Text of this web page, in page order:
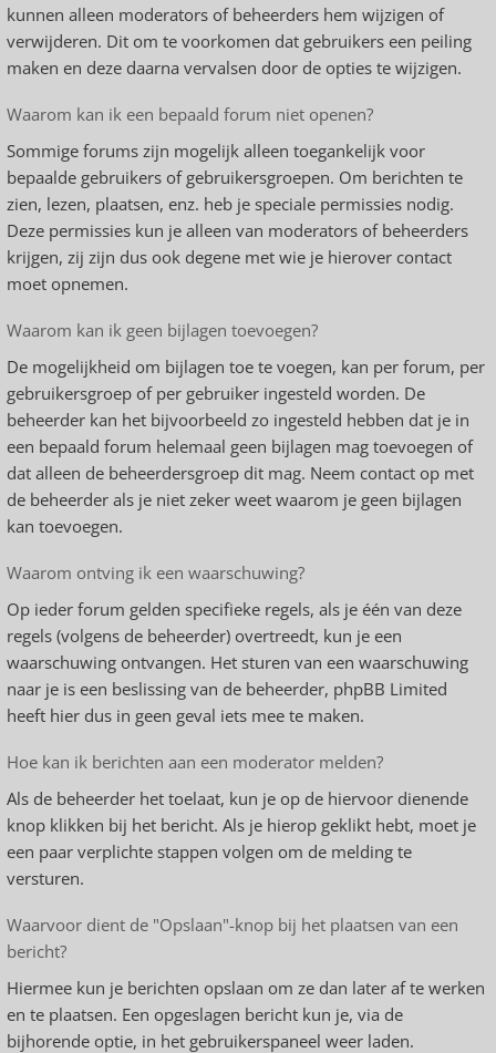
kunnen alleen moderators of beheerders hem wijzigen of
verwijderen. Dit om te voorkomen dat gebruikers een peiling
maken en deze daarna vervalsen door de opties te wijzigen.
Waarom kan ik een bepaald forum niet openen?
Sommige forums zijn mogelijk alleen toegankelijk voor
bepaalde gebruikers of gebruikersgroepen. Om berichten te
zien, lezen, plaatsen, enz. heb je speciale permissies nodig.
Deze permissies kun je alleen van moderators of beheerders
krijgen, zij zijn dus ook degene met wie je hierover contact
moet opnemen.
Waarom kan ik geen bijlagen toevoegen?
De mogelijkheid om bijlagen toe te voegen, kan per forum, per
gebruikersgroep of per gebruiker ingesteld worden. De
beheerder kan het bijvoorbeeld zo ingesteld hebben dat je in
een bepaald forum helemaal geen bijlagen mag toevoegen of
dat alleen de beheerdersgroep dit mag. Neem contact op met
de beheerder als je niet zeker weet waarom je geen bijlagen
kan toevoegen.
Waarom ontving ik een waarschuwing?
Op ieder forum gelden specifieke regels, als je één van deze
regels (volgens de beheerder) overtreedt, kun je een
waarschuwing ontvangen. Het sturen van een waarschuwing
naar je is een beslissing van de beheerder, phpBB Limited
heeft hier dus in geen geval iets mee te maken.
Hoe kan ik berichten aan een moderator melden?
Als de beheerder het toelaat, kun je op de hiervoor dienende
knop klikken bij het bericht. Als je hierop geklikt hebt, moet je
een paar verplichte stappen volgen om de melding te
versturen.
Waarvoor dient de "Opslaan"-knop bij het plaatsen van een
bericht?
Hiermee kun je berichten opslaan om ze dan later af te werken
en te plaatsen. Een opgeslagen bericht kun je, via de
bijhorende optie, in het gebruikerspaneel weer laden.